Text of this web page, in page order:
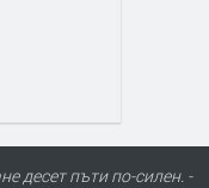
десет пъти по-силен. -